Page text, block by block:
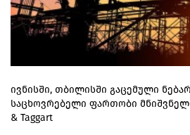
ივნისში, თბილისში გაცემული
საცხოვრებელი ფართობი
& Taggart